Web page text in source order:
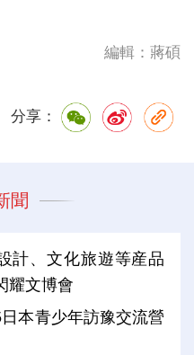
編輯：蔣碩
分享：
聞
計、文化旅遊等産品
耀文博會
本青少年訪豫交流營